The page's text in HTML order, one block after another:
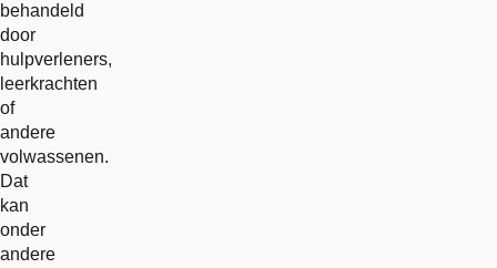
behandeld
door
hulpverleners,
leerkrachten
of
andere
volwassenen.
Dat
kan
onder
andere